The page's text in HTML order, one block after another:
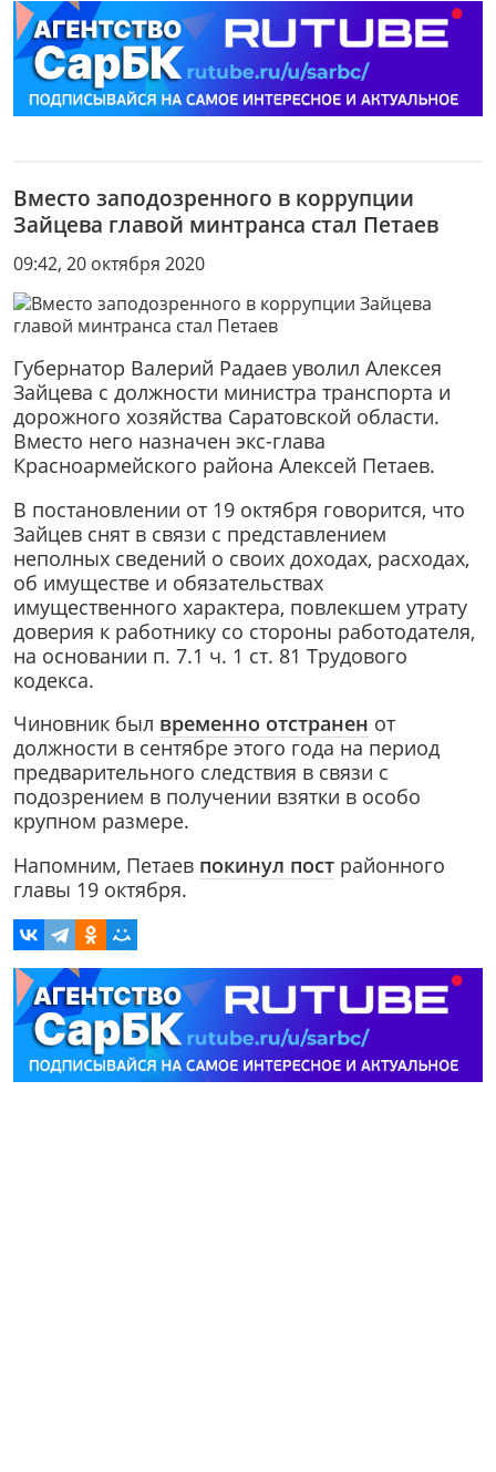
Вместо заподозренного в коррупции
Зайцева главой минтранса стал Петаев
09:42, 20 октября 2020
Губернатор Валерий Радаев уволил Алексея
Зайцева с должности министра транспорта и
дорожного хозяйства Саратовской области.
Вместо него назначен экс-глава
Красноармейского района Алексей Петаев.
В постановлении от 19 октября говорится, что
Зайцев снят в связи с представлением
неполных сведений о своих доходах, расходах,
об имуществе и обязательствах
имущественного характера, повлекшем утрату
доверия к работнику со стороны работодателя,
на основании п. 7.1 ч. 1 ст. 81 Трудового
кодекса.
Чиновник был временно отстранен от
должности в сентябре этого года на период
предварительного следствия в связи с
подозрением в получении взятки в особо
крупном размере.
Напомним, Петаев покинул пост районного
главы 19 октября.